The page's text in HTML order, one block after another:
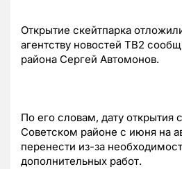
Открытие скейтпарка
агентству новостей ТВ2
района Сергей Автомонов.
По его словам, дату открытия
Советском районе с июня на
перенести из-за
дополнительных работ.